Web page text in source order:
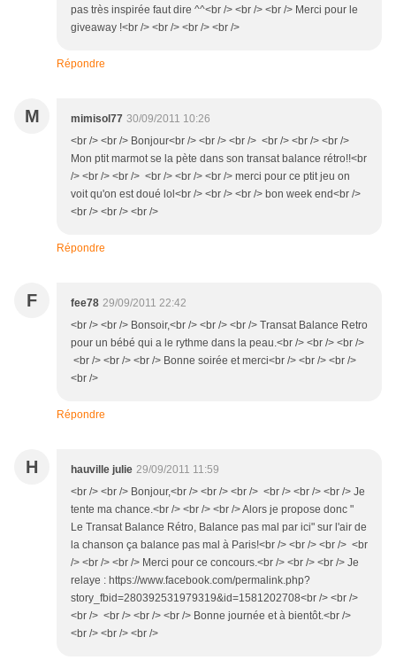
pas très inspirée faut dire ^^<br /> <br /> <br /> Merci pour le
giveaway !<br /> <br /> <br /> <br />
Répondre
M mimisol77 30/09/2011 10:26
<br /> <br /> Bonjour<br /> <br /> <br /> <br /> <br /> <br />
Mon ptit marmot se la pète dans son transat balance rétro!!<br
/> <br /> <br /> <br /> <br /> <br /> merci pour ce ptit jeu on
voit qu'on est doué lol<br /> <br /> <br /> bon week end<br />
<br /> <br /> <br />
Répondre
F fee78 29/09/2011 22:42
<br /> <br /> Bonsoir,<br /> <br /> <br /> Transat Balance Retro
pour un bébé qui a le rythme dans la peau.<br /> <br /> <br />
<br /> <br /> <br /> Bonne soirée et merci<br /> <br /> <br />
<br />
Répondre
H hauville julie 29/09/2011 11:59
<br /> <br /> Bonjour,<br /> <br /> <br /> <br /> <br /> <br /> Je
tente ma chance.<br /> <br /> <br /> Alors je propose donc "
Le Transat Balance Rétro, Balance pas mal par ici" sur l'air de
la chanson ça balance pas mal à Paris!<br /> <br /> <br /> <br
/> <br /> <br /> Merci pour ce concours.<br /> <br /> <br /> Je
relaye : https://www.facebook.com/permalink.php?
story_fbid=280392531979319&id=1581202708<br /> <br />
<br /> <br /> <br /> <br /> Bonne journée et à bientôt.<br />
<br /> <br /> <br />